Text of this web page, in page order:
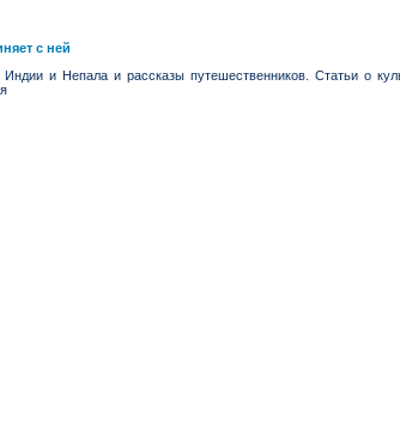
с ней
и Непала и рассказы путешественников. Статьи о